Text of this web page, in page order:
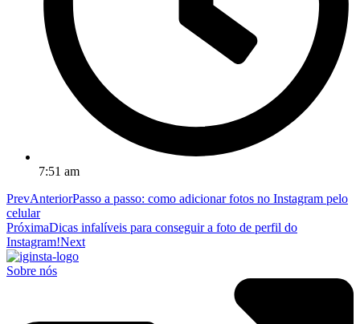
7:51 am
PrevAnteriorPasso a passo: como adicionar fotos no Instagram pelo
celular
PróximaDicas infalíveis para conseguir a foto de perfil do
Instagram!Next
Sobre nós